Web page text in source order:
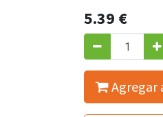
5.39 €
Agregar